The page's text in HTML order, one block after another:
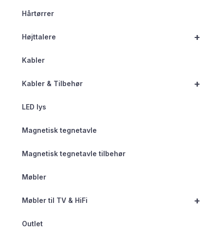
Hårtørrer
+
Højttalere
Kabler
+
Kabler & Tilbehør
LED lys
Magnetisk tegnetavle
Magnetisk tegnetavle tilbehør
Møbler
+
Møbler til TV & HiFi
Outlet